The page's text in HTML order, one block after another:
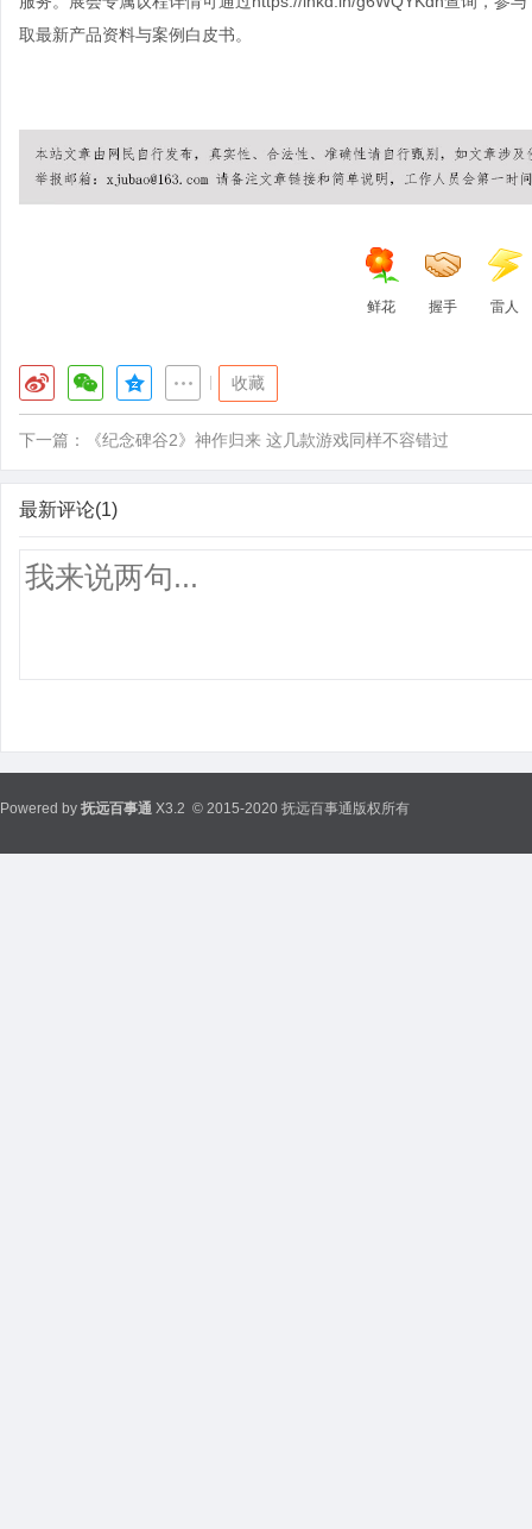
取最新产品资料与案例白皮书。
鲜花 握手 雷人
收藏
下一篇： 《纪念碑谷2》神作归来 这几款游戏同样不容错过
最新评论(1)
Powered by 抚远百事通 X3.2 © 2015-2020 抚远百事通版权所有